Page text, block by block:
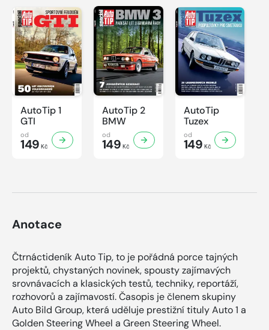
AutoTip 1
GTI
od
149 Kč
AutoTip 2
BMW
od
149 Kč
AutoTip
Tuzex
od
149 Kč
Anotace
Čtrnáctideník Auto Tip, to je pořádná porce tajných
projektů, chystaných novinek, spousty zajímavých
srovnávacích a klasických testů, techniky, reportáží,
rozhovorů a zajímavostí. Časopis je členem skupiny
Auto Bild Group, která uděluje prestižní tituly Auto 1 a
Golden Steering Wheel a Green Steering Wheel.